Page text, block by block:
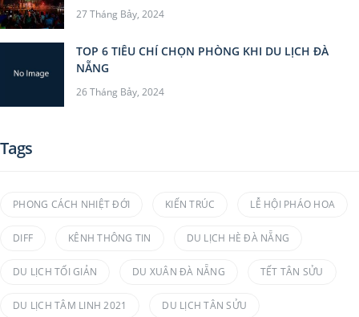
27 Tháng Bảy, 2024
TOP 6 TIÊU CHÍ CHỌN PHÒNG KHI DU LỊCH ĐÀ
NẴNG
26 Tháng Bảy, 2024
Tags
PHONG CÁCH NHIỆT ĐỚI KIẾN TRÚC LỄ HỘI PHÁO HOA
DIFF KÊNH THÔNG TIN DU LỊCH HÈ ĐÀ NẴNG
DU LỊCH TỐI GIẢN DU XUÂN ĐÀ NẴNG TẾT TÂN SỬU
DU LỊCH TÂM LINH 2021 DU LỊCH TÂN SỬU